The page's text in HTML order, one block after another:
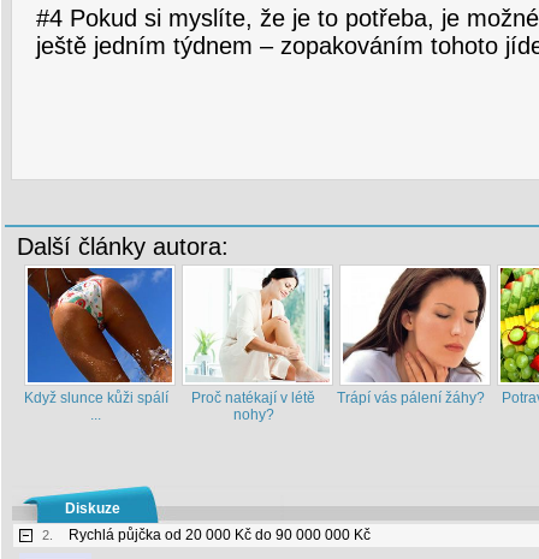
#4 Pokud si myslíte, že je to potřeba, je
ještě jedním týdnem – zopakováním tohoto
Další články autora:
Když slunce kůži spálí
...
Proč natékají v létě
nohy?
Trápí vás pálení žáhy?
Diskuze
2. Rychlá půjčka od 20 000 Kč do 90 000 000 Kč